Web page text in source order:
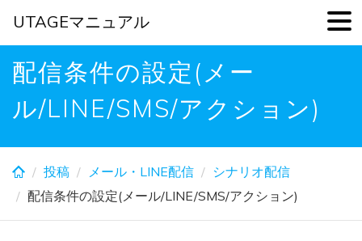
Skip
content
配信条件の設定(メー
ル/LINE/SMS/アクション)
投稿 メール・LINE配信
シナリオ配信
配信条件の設定(メール/LINE/SMS/アクション)
UTAGEマニュアル